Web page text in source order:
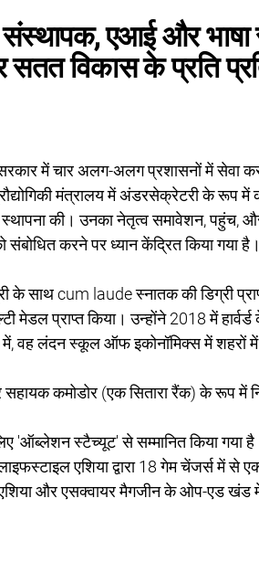
एआई और भाषा
विकास के प्रति
में चार अलग-अलग प्रशासनों में सेवा
मंत्रालय में अंडरसेक्रेटरी के रूप
की। उनका नेतृत्व समावेशन, पहुंच,
करने पर ध्यान केंद्रित किया गया है।
के साथ cum laude स्नातक की डिग्री
प्राप्त किया। उन्होंने 2018 में
वह लंदन स्कूल ऑफ इकोनॉमिक्स में शहरों में
कमोडोर (एक सितारा रैंक) के रूप में
'ऑब्लेशन स्टैच्यूट' से सम्मानित किया गया
एशिया द्वारा 18 गेम चेंजर्स में
एशिया और एसक्वायर मैगजीन के ओप-एड